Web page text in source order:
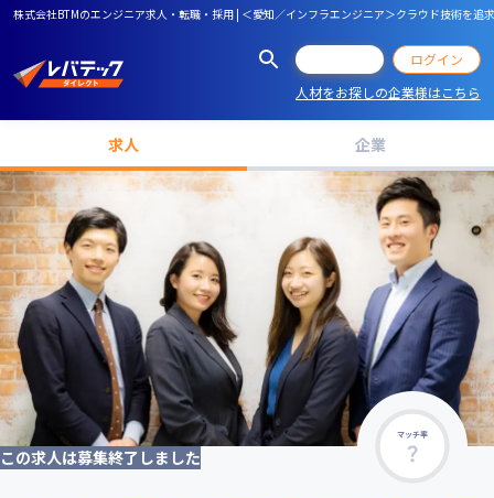
株式会社BTMのエンジニア求人・転職・採用 | ＜愛知／インフラエンジニア＞クラウド技術を
ログイン
人材をお探しの企業様はこちら
求人 企業
マッチ率
この求人は募集終了しました